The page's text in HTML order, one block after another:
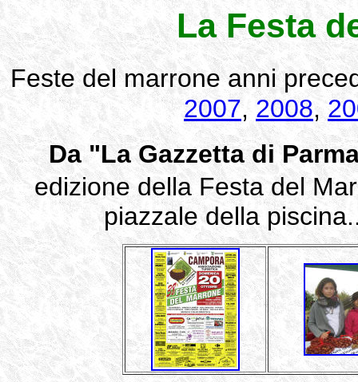
La Festa
Feste del marrone anni
2007, 2008,
Da "La Gazzetta di
edizione della Festa del
piazzale della